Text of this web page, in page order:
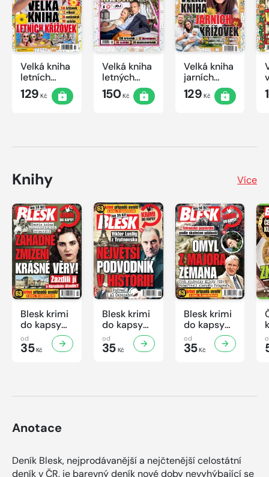
Velká kniha
letních
křížovek
2026
129 Kč
Velká kniha
letných
krížoviek s
TV JOJ
150Kč
Velká kniha
jarních
křížovek
2026
129 Kč
Knihy Více
Blesk krimi
do kapsy
č.7/2026
od
35Kč
Blesk krimi
do kapsy
č.6/2026
od
35Kč
Blesk krimi
do kapsy
č.5/2026
od
35Kč
Anotace
Deník Blesk, nejprodávanější a nejčtenější celostátní
deník v ČR, je barevný deník nové doby nevyhýbající se